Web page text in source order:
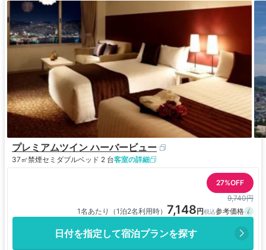
プレミアムツイン ハーバービュー
37㎡禁煙セミダブルベッド 2 台客室の詳細
27%OFF
9,740円
1名あたり（1泊2名利用時） 7,148
日付を指定して宿泊プランを探す